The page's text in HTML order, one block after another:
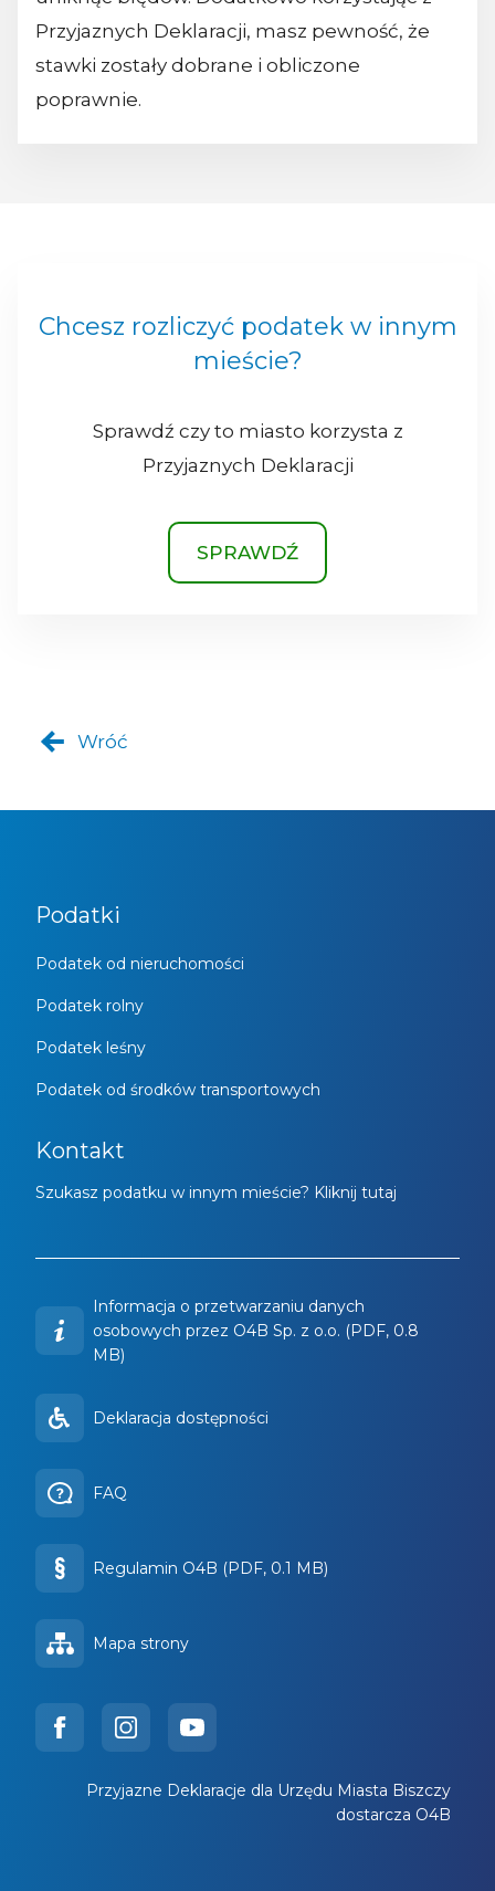
Przyjaznych Deklaracji, masz pewność, że
stawki zostały dobrane i obliczone
poprawnie.
Chcesz rozliczyć podatek w innym
mieście?
Sprawdź czy to miasto korzysta z
Przyjaznych Deklaracji
SPRAWDŹ
Wróć
Podatki
Podatek od nieruchomości
Podatek rolny
Podatek leśny
Podatek od środków transportowych
Kontakt
Szukasz podatku w innym mieście? Kliknij tutaj
Informacja o przetwarzaniu danych
osobowych przez O4B Sp. z o.o. (PDF, 0.8
MB)
Deklaracja dostępności
FAQ
Regulamin O4B (PDF, 0.1 MB)
Mapa strony
Przyjazne Deklaracje dla Urzędu Miasta Biszczy
dostarcza O4B